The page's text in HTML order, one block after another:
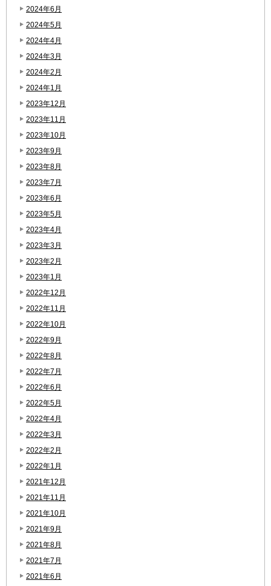
2024年6月
2024年5月
2024年4月
2024年3月
2024年2月
2024年1月
2023年12月
2023年11月
2023年10月
2023年9月
2023年8月
2023年7月
2023年6月
2023年5月
2023年4月
2023年3月
2023年2月
2023年1月
2022年12月
2022年11月
2022年10月
2022年9月
2022年8月
2022年7月
2022年6月
2022年5月
2022年4月
2022年3月
2022年2月
2022年1月
2021年12月
2021年11月
2021年10月
2021年9月
2021年8月
2021年7月
2021年6月